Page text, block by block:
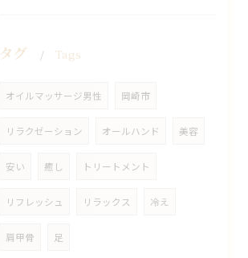
タグ Tags
オイルマッサージ男性 岡崎市
リラクゼーション オールハンド 美容
安い 癒し トリートメント
リフレッシュ リラックス 冷え
肩甲骨 足